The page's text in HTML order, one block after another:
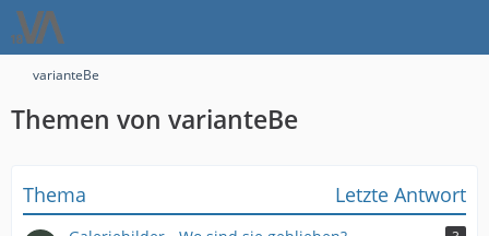
varianteBe
Themen von varianteBe
Thema Letzte Antwort